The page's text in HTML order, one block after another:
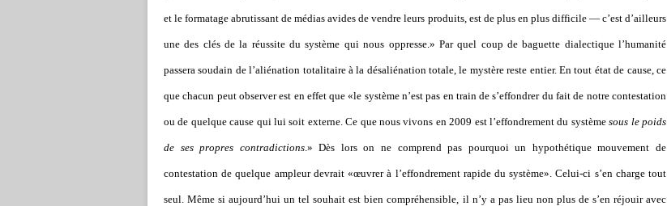
et le formatage abrutissant de médias avides de vendre leurs produits, est de plus en plus difficile — c’est d’ailleurs
une des clés de la réussite du système qui nous oppresse.» Par quel coup de baguette dialectique l’humanité
passera soudain de l’aliénation totalitaire à la désaliénation totale, le mystère reste entier. En tout état de cause, ce
que chacun peut observer est en effet que «le système n’est pas en train de s’effondrer du fait de notre contestation
ou de quelque cause qui lui soit externe. Ce que nous vivons en 2009 est l’effondrement du systèmesous le poids
de ses propres contradictions.» Dès lors on ne comprend pas pourquoi un hypothétique mouvement de
contestation de quelque ampleur devrait «œuvrer à l’effondrement rapide du système». Celui-ci s’en charge tout
seul. Même si aujourd’hui un tel souhait est bien compréhensible, il n’y a pas lieu non plus de s’en réjouir avec